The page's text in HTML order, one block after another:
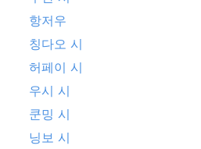
항저우
칭다오 시
허페이 시
우시 시
쿤밍 시
닝보 시